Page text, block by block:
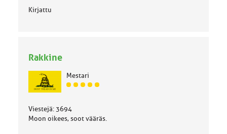
Kirjattu
Rakkine
Mestari
J
s
Viestejä: 3694
Moon oikees, soot vääräs.